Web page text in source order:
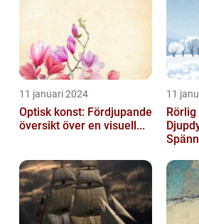
11 januari 2024
Optisk konst: Fördjupande
översikt över en visuell...
11
Rörlig